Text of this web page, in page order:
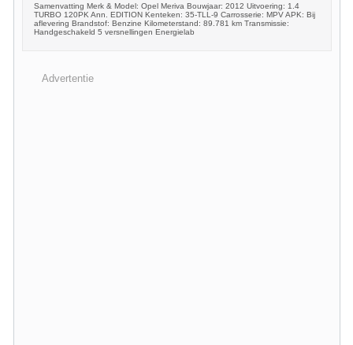
Samenvatting Merk & Model: Opel Meriva Bouwjaar: 2012 Uitvoering: 1.4
TURBO 120PK Ann. EDITION Kenteken: 35-TLL-9 Carrosserie: MPV APK: Bij
aflevering Brandstof: Benzine Kilometerstand: 89.781 km Transmissie:
Handgeschakeld 5 versnellingen Energielab
Advertentie